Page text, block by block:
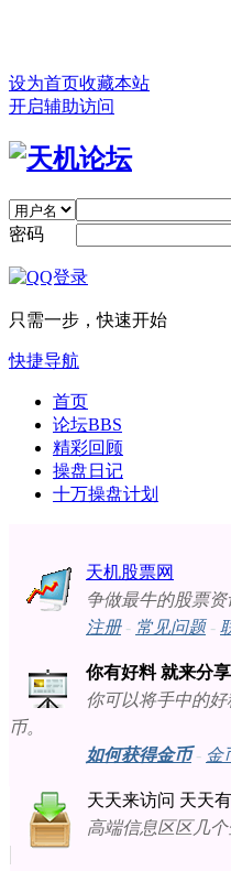
设为首页收藏本站
开启辅助访问
密码
只需一步，快速开始
快捷导航
首页
论坛BBS
精彩回顾
操盘日记
十万操盘计划
天机股票网
争做最牛的股票
注册- 常见问题-
你有好料 就来分享
你可以将手中的
币。
如何获得金币- 金
天天来访问 天天
高端信息区区几